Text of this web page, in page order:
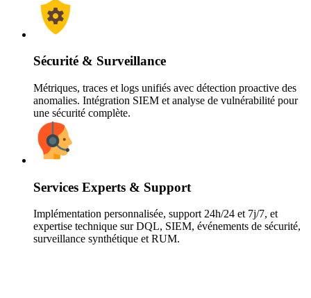
Sécurité & Surveillance
Métriques, traces et logs unifiés avec détection proactive des
anomalies. Intégration SIEM et analyse de vulnérabilité pour
une sécurité complète.
Services Experts & Support
Implémentation personnalisée, support 24h/24 et 7j/7, et
expertise technique sur DQL, SIEM, événements de sécurité,
surveillance synthétique et RUM.